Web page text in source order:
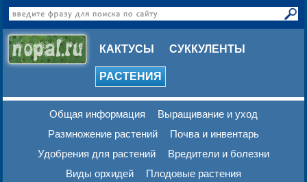
КАКТУСЫ СУККУЛЕНТЫ
РАСТЕНИЯ
Общая информация
Выращивание и уход
Размножение растений
Почва и инвентарь
Удобрения для растений
Вредители и болезни
Виды орхидей
Плодовые растения